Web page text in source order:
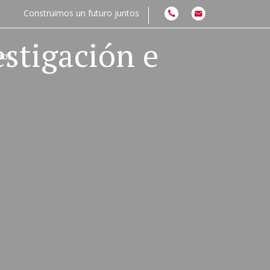
Construimos un futuro juntos
e